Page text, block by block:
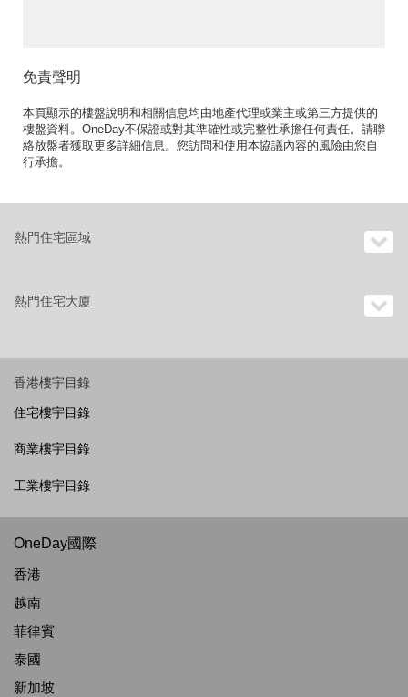
免責聲明
本頁顯示的樓盤說明和相關信息均由地產代理或業主或第三方提供的
樓盤資料。OneDay不保證或對其準確性或完整性承擔任何責任。請聯
絡放盤者獲取更多詳細信息。您訪問和使用本協議內容的風險由您自
行承擔。
熱門住宅區域
熱門住宅大廈
香港樓宇目錄
住宅樓宇目錄
商業樓宇目錄
工業樓宇目錄
OneDay國際
香港
越南
菲律賓
泰國
新加坡